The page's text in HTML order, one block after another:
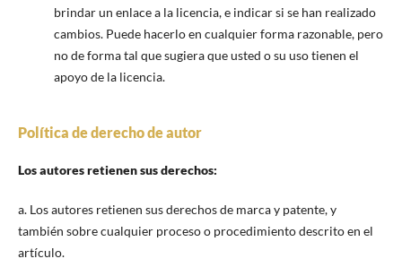
brindar un enlace a la licencia, e indicar si se han realizado
cambios. Puede hacerlo en cualquier forma razonable, pero
no de forma tal que sugiera que usted o su uso tienen el
apoyo de la licencia.
Política de derecho de autor
Los autores retienen sus derechos:
a. Los autores retienen sus derechos de marca y patente, y
también sobre cualquier proceso o procedimiento descrito en el
artículo.